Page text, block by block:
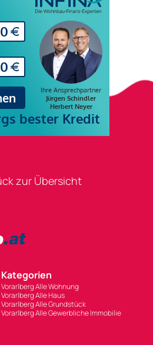
zur Übersicht
Kategorien
Vorarlberg Alle Wohnung
Vorarlberg Alle Haus
Vorarlberg Alle Grundstück
Vorarlberg Alle Gewerbliche Immobilie